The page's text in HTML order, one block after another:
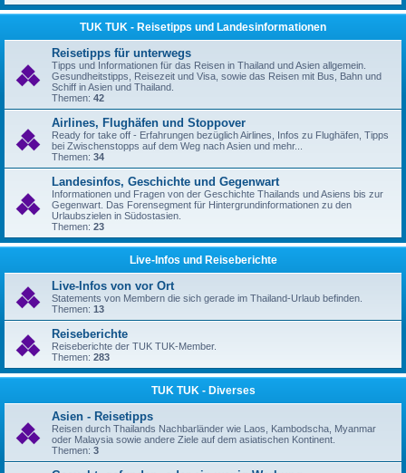
TUK TUK - Reisetipps und Landesinformationen
Reisetipps für unterwegs
Tipps und Informationen für das Reisen in Thailand und Asien allgemein.
Gesundheitstipps, Reisezeit und Visa, sowie das Reisen mit Bus, Bahn und
Schiff in Asien und Thailand.
Themen: 42
Airlines, Flughäfen und Stoppover
Ready for take off - Erfahrungen bezüglich Airlines, Infos zu Flughäfen, Tipps
bei Zwischenstopps auf dem Weg nach Asien und mehr...
Themen: 34
Landesinfos, Geschichte und Gegenwart
Informationen und Fragen von der Geschichte Thailands und Asiens bis zur
Gegenwart. Das Forensegment für Hintergrundinformationen zu den
Urlaubszielen in Südostasien.
Themen: 23
Live-Infos und Reiseberichte
Live-Infos von vor Ort
Statements von Membern die sich gerade im Thailand-Urlaub befinden.
Themen: 13
Reiseberichte
Reiseberichte der TUK TUK-Member.
Themen: 283
TUK TUK - Diverses
Asien - Reisetipps
Reisen durch Thailands Nachbarländer wie Laos, Kambodscha, Myanmar
oder Malaysia sowie andere Ziele auf dem asiatischen Kontinent.
Themen: 3